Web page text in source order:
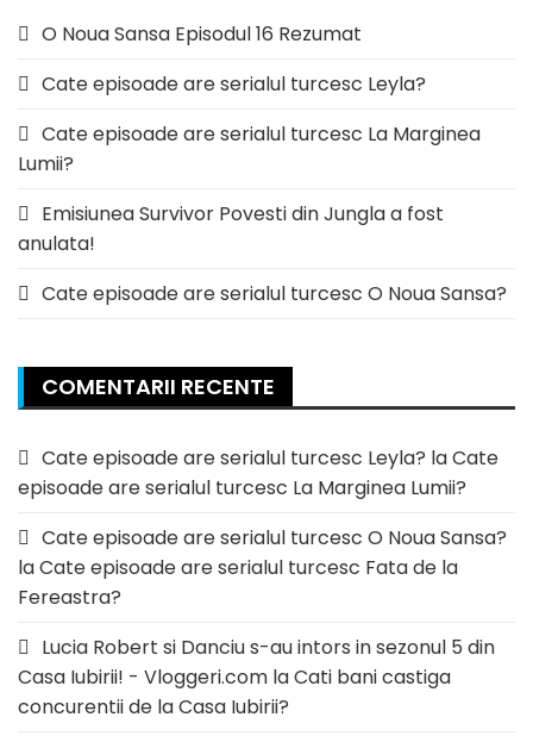
O Noua Sansa Episodul 16 Rezumat
Cate episoade are serialul turcesc Leyla?
Cate episoade are serialul turcesc La Marginea
Lumii?
Emisiunea Survivor Povesti din Jungla a fost
anulata!
Cate episoade are serialul turcesc O Noua Sansa?
COMENTARII RECENTE
Cate episoade are serialul turcesc Leyla? laCate
episoade are serialul turcesc La Marginea Lumii?
Cate episoade are serialul turcesc O Noua Sansa?
laCate episoade are serialul turcesc Fata de la
Fereastra?
Lucia Robert si Danciu s-au intors in sezonul 5 din
Casa Iubirii! - Vloggeri.com laCati bani castiga
concurentii de la Casa Iubirii?